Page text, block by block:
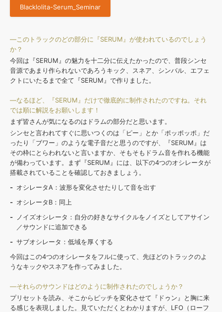
SLS
Blacklolita-Serum_Seminar
—このトラックのどの部分に『SERUM』が使われているのでしょう
か？
今回は『SERUM』の魅力を十二分に伝えたかったので、普段シンセ
音源であまり作られないであろうキック、スネア、シンバル、エフェ
クトにいたるまで全て『SERUM』で作りました。
—なるほど、『SERUM』だけで徹底的に制作されたのですね。それ
では順に解説をお願いします！
まず皆さんが気になるのはドラムの部分だと思います。
シンセと言われてすぐに思いつくのは「ピー」とか「ポッポッポ」だ
ったり「ブワー」のような電子音だと思うのですが、『SERUM』は
その枠にとらわれないと言いますか、そもそもドラム音を作れる機能
が備わっています。まず『SERUM』には、以下の4つのオシレータが
搭載されていることを確認しておきましょう。
オシレータA：波形を変化させたりして音を出す
オシレータB：同上
ノイズオシレータ：自分の好きなサイクルをノイズとしてアサイン
／サウンドに追加できる
サブオシレータ：低域を厚くする
今回はこの4つのオシレータをフルに使って、先ほどのトラックのよ
うなキックやスネアを作ってみました。
—それらのサウンドはどのように制作されたのでしょうか？
プリセットを読み、そこからピッチを変化させて『ドゥン』と胸に来
る感じを表現しました。見ていただくとわかりますが、LFO（ローフ